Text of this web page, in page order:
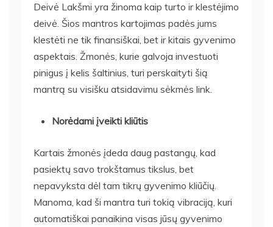
Deivė Lakšmi yra žinoma kaip turto ir klestėjimo
deivė. Šios mantros kartojimas padės jums
klestėti ne tik finansiškai, bet ir kitais gyvenimo
aspektais. Žmonės, kurie galvoja investuoti
pinigus į kelis šaltinius, turi perskaityti šią
mantrą su visišku atsidavimu sėkmės link.
Norėdami įveikti kliūtis
Kartais žmonės įdeda daug pastangų, kad
pasiektų savo trokštamus tikslus, bet
nepavyksta dėl tam tikrų gyvenimo kliūčių.
Manoma, kad ši mantra turi tokią vibraciją, kuri
automatiškai panaikina visas jūsų gyvenimo